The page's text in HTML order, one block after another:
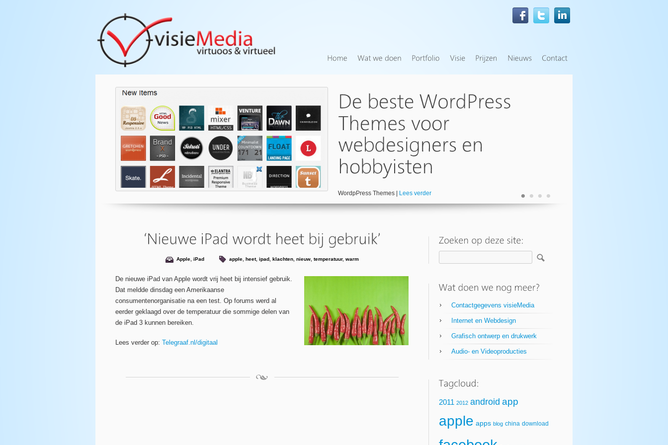
WordpPress Themes | Lees verder • • • •
Apple iPad apple heet, ipad klachten nieuw temperatuur, warm
De nieuwe iPad van Apple wordt vrij heet bij intensief gebruik.
Dat meldde dinsdag een Amerikaanse
consumentenorganisatie na een test. Op forums werd al
eerder geklaagd over de temperatuur die sommige delen van
de iPad 3 kunnen bereiken.
Lees verder op: Telegraaf.nl/digitaal
Contactgegevens visieMedia
Internet en Webdesign
Grafisch ontwerp en drukwerk
Audio- en Videoproducties
2011 2012 android app
apple apps blog china download